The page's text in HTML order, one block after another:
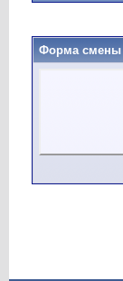
Форма смены